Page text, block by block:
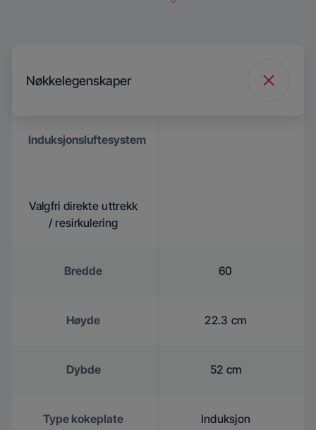
Nøkkelegenskaper
Induksjonsluftesystem
Valgfri direkte uttrekk
/ resirkulering
Bredde 60
Høyde 22.3 cm
Dybde 52 cm
Type kokeplate Induksjon